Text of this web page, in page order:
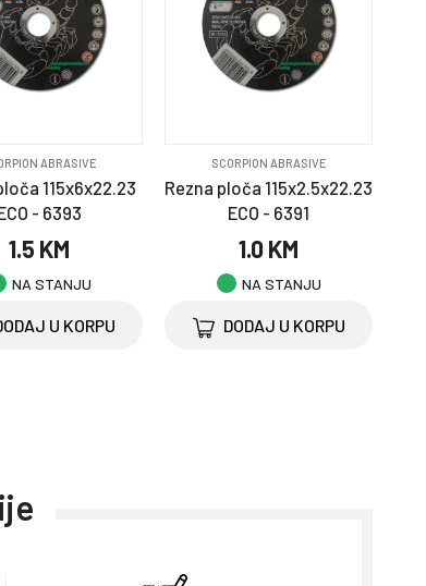
ABRASIVE
115x6x22.23
- 6393
1.5 KM
NA STANJU
U KORPU
SCORPION ABRASIVE
Rezna ploča 115x2.5x22.23
ECO - 6391
1.0 KM
NA STANJU
DODAJ U KORPU